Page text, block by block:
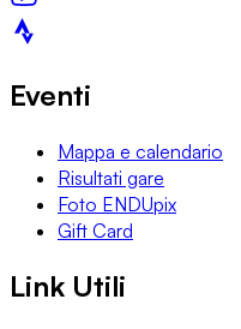
Eventi
Mappa e calendario
Risultati gare
Foto ENDUpix
Gift Card
Link Utili